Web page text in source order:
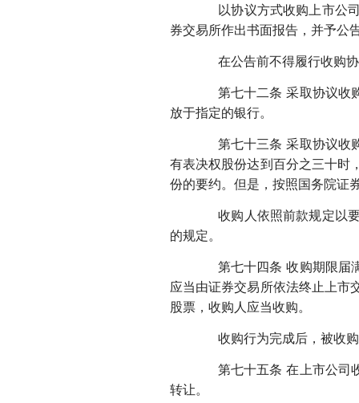
以协议方式收购上市公司
券交易所作出书面报告，并予公
在公告前不得履行收购
第七十二条 采取协议收购
放于指定的银行。
第七十三条 采取协议收购
有表决权股份达到百分之三十时
份的要约。但是，按照国务院证
收购人依照前款规定以要
的规定。
第七十四条 收购期限届满
应当由证券交易所依法终止上市
股票，收购人应当收购。
收购行为完成后，被收购
第七十五条 在上市公司收
转让。